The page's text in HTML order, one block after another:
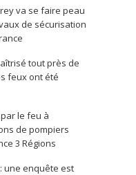
va se faire peau
de sécurisation
tout près de
feux ont été
le feu à
de pompiers
3 Régions
une enquête est